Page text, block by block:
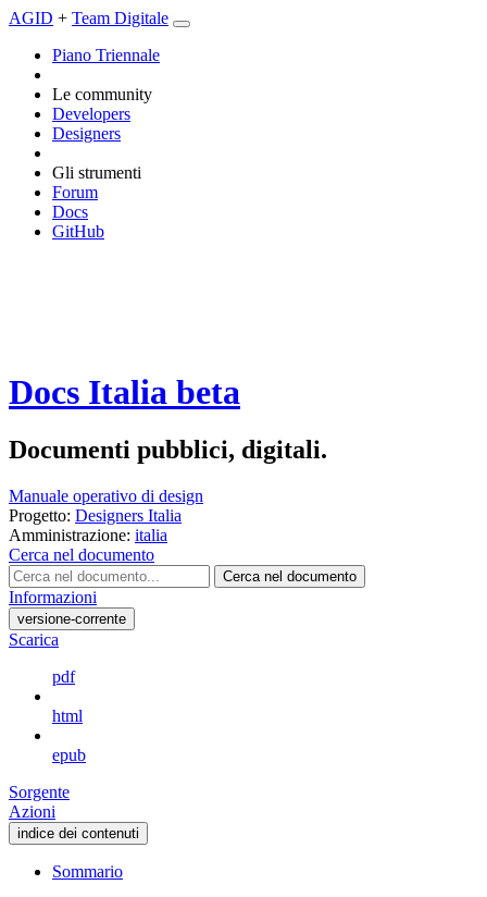
AGID + Team Digitale
Piano Triennale
Le community
Developers
Designers
Gli strumenti
Forum
Docs
GitHub
Docs Italia beta
Documenti pubblici, digitali.
Manuale operativo di design
Progetto: Designers Italia
Amministrazione: italia
Cerca nel documento
Cerca nel documento
Informazioni
versione-corrente
Scarica
pdf
html
epub
Sorgente
Azioni
indice dei contenuti
Sommario